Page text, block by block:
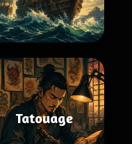
Tatouage